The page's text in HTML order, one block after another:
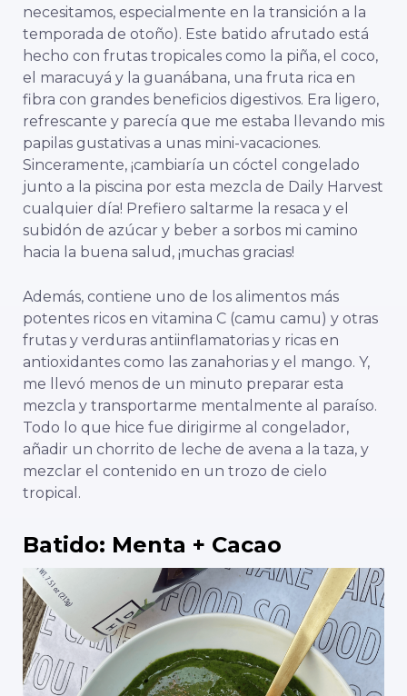
necesitamos, especialmente en la transición a la
temporada de otoño). Este batido afrutado está
hecho con frutas tropicales como la piña, el coco,
el maracuyá y la guanábana, una fruta rica en
fibra con grandes beneficios digestivos. Era ligero,
refrescante y parecía que me estaba llevando mis
papilas gustativas a unas mini-vacaciones.
Sinceramente, ¡cambiaría un cóctel congelado
junto a la piscina por esta mezcla de Daily Harvest
cualquier día! Prefiero saltarme la resaca y el
subidón de azúcar y beber a sorbos mi camino
hacia la buena salud, ¡muchas gracias!
Además, contiene uno de los alimentos más
potentes ricos en vitamina C (camu camu) y otras
frutas y verduras antiinflamatorias y ricas en
antioxidantes como las zanahorias y el mango. Y,
me llevó menos de un minuto preparar esta
mezcla y transportarme mentalmente al paraíso.
Todo lo que hice fue dirigirme al congelador,
añadir un chorrito de leche de avena a la taza, y
mezclar el contenido en un trozo de cielo
tropical.
Batido: Menta + Cacao